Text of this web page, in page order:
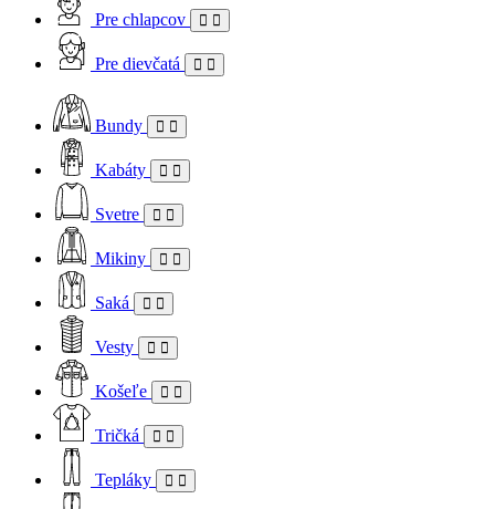
Pre chlapcov
Pre dievčatá
Bundy
Kabáty
Svetre
Mikiny
Saká
Vesty
Košeľe
Tričká
Tepláky